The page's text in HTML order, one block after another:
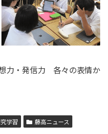
力・発信力 各々の表情か
学習 藤高ニュース